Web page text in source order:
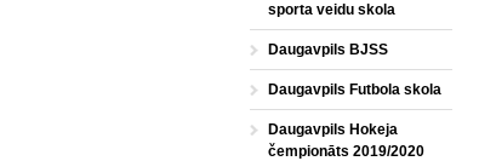
sporta veidu skola
Daugavpils BJSS
Daugavpils Futbola skola
Daugavpils Hokeja
čempionāts 2019/2020